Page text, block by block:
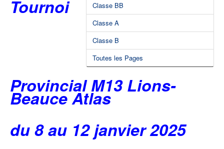
Classe BB
Classe A
Classe B
Toutes les Pages
Tournoi
Provincial M13 Lions-
Beauce Atlas
du 8 au 12 janvier 2025